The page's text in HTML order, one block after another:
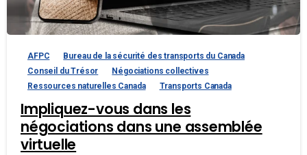
AFPC
Bureau de la sécurité des transports du Canada
Conseil du Trésor
Négociations collectives
Ressources naturelles Canada
Transports Canada
Impliquez-vous dans les
négociations dans une assemblée
virtuelle